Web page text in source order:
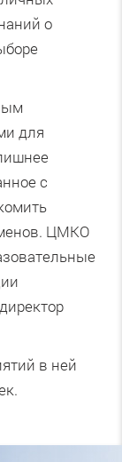
о
для
с
ЦМКО
в ней